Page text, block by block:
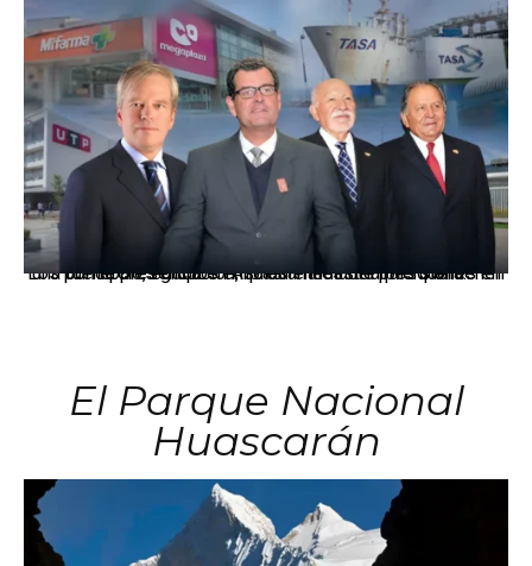
Los principales grupos empresariales del país mantienen una fuerte presencia en Áncash mediante inversiones en comercio, educación, salud e industria pesquera.
El Parque Nacional
Huascarán